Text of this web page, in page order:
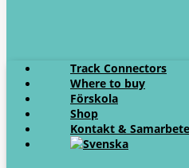
Track Connectors
Where to buy
Förskola
Shop
Kontakt & Samarbete